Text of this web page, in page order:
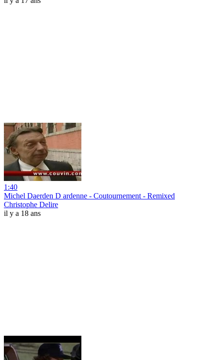
1:40
Michel Daerden D ardenne - Coutournement - Remixed
Christophe Delire
il y a 18 ans